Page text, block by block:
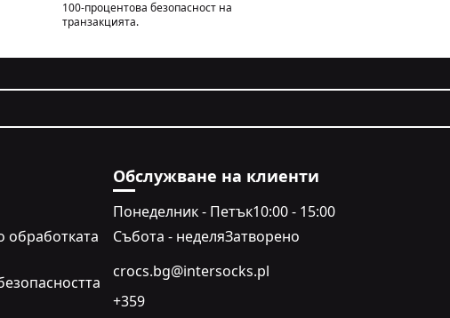
100-процентова безопасност на
транзакцията.
Обслужване на клиенти
Понеделник - Петък10:00 - 15:00
Събота - неделяЗатворено
crocs.bg@intersocks.pl
+359